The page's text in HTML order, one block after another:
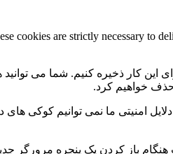
cookies are strictly necessary to
این کار ذخیره کنیم. شما می
حذف خواهیم کرد.
امنیتی ما نمی توانیم کوکی های
تنظیمات نیاز داریم. در غیر این صورت هنگام باز کردن یک پنجره